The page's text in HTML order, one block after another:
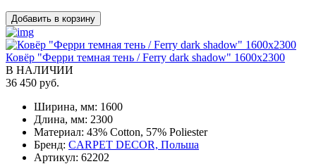
Добавить в корзину
Ковёр "Ферри темная тень / Ferry dark shadow" 1600x2300
В НАЛИЧИИ
36 450 руб.
Ширина, мм: 1600
Длина, мм: 2300
Материал: 43% Cotton, 57% Poliester
Бренд: CARPET DECOR, Польша
Артикул: 62202